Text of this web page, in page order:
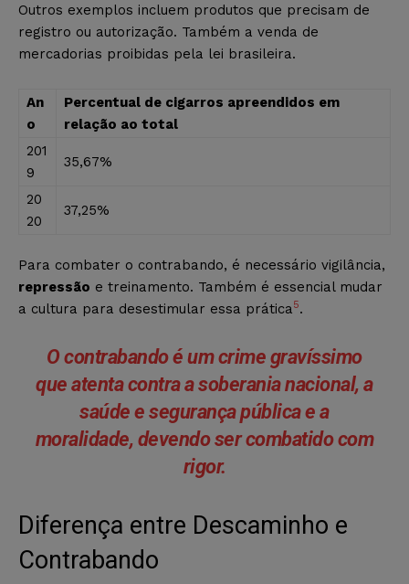
Outros exemplos incluem produtos que precisam de
registro ou autorização. Também a venda de
mercadorias proibidas pela lei brasileira.
An
o
Percentual de cigarros apreendidos em
relação ao total
201
9
35,67%
20
20
37,25%
Para combater o contrabando, é necessário vigilância,
repressão e treinamento. Também é essencial mudar
a cultura para desestimular essa prática 5.
O contrabando é um crime gravíssimo
que atenta contra a soberania nacional, a
saúde e segurança pública e a
moralidade, devendo ser combatido com
rigor.
Diferença entre Descaminho e
Contrabando